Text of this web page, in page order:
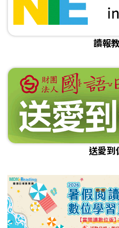
讀報
送愛到